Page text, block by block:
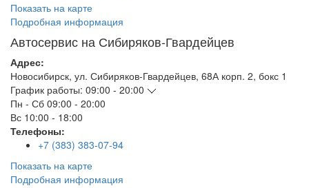
Показать на карте
Подробная информация
Автосервис на Сибиряков-Гвардейцев
Адрес:
Новосибирск, ул. Сибиряков-Гвардейцев, 68А корп. 2, бокс 1
График работы: 09:00 - 20:00
Пн - Сб 09:00 - 20:00
Вс 10:00 - 18:00
Телефоны:
+7 (383) 383-07-94
Показать на карте
Подробная информация